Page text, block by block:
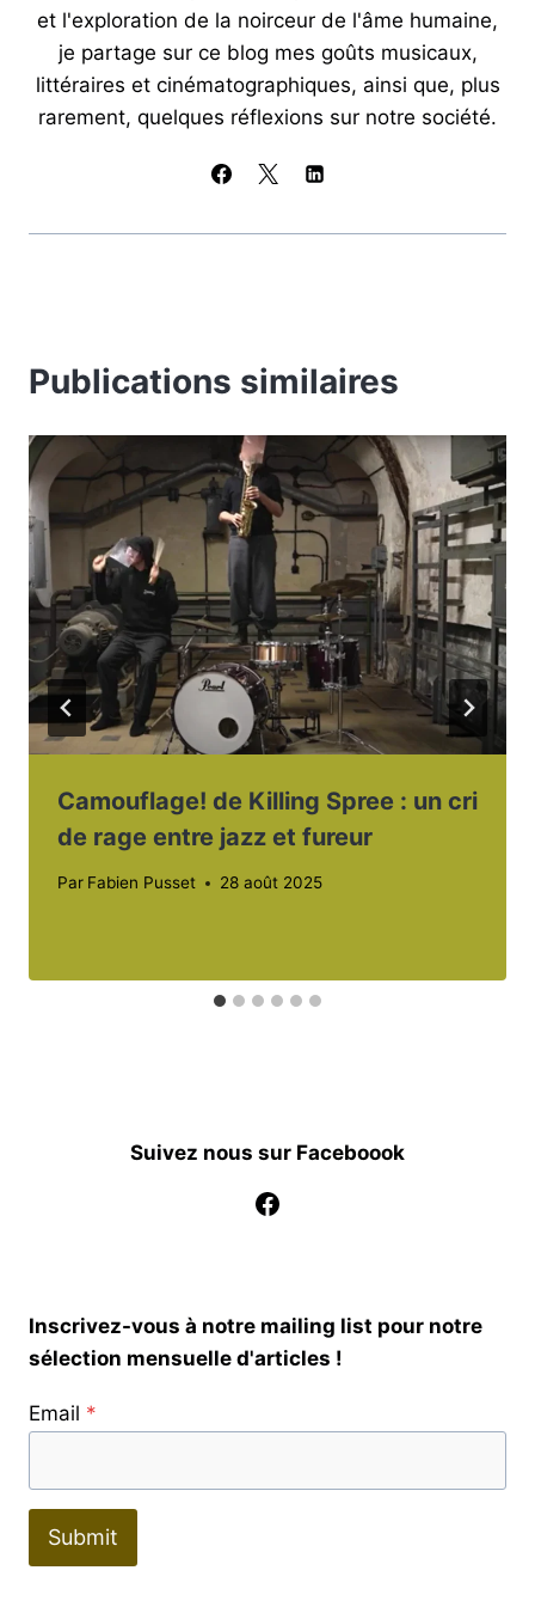
et l'exploration de la noirceur de l'âme humaine,
je partage sur ce blog mes goûts musicaux,
littéraires et cinématographiques, ainsi que, plus
rarement, quelques réflexions sur notre société.
Publications similaires
Camouflage! de Killing Spree : un cri
de rage entre jazz et fureur
Par Fabien Pusset 28 août 2025
Suivez nous sur Faceboook
Facebook
Inscrivez-vous à notre mailing list pour notre
sélection mensuelle d'articles !
Email *
Submit